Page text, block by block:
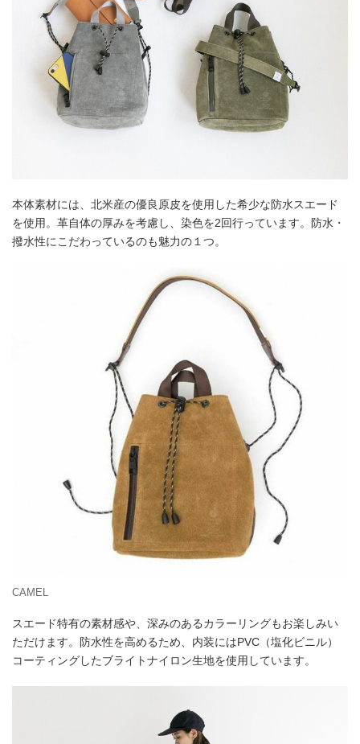
本体素材には、北米産の優良原皮を使用した希少な防水スエード
を使用。革自体の厚みを考慮し、染色を2回行っています。防水・
撥水性にこだわっているのも魅力の１つ。
CAMEL
スエード特有の素材感や、深みのあるカラーリングもお楽しみい
ただけます。防水性を高めるため、内装にはPVC（塩化ビニル）
コーティングしたブライトナイロン生地を使用しています。